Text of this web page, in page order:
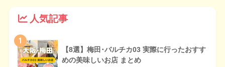
人気記事
1
【8選】梅田･バルチカ03 実際に行ったおすす
めの美味しいお店 まとめ